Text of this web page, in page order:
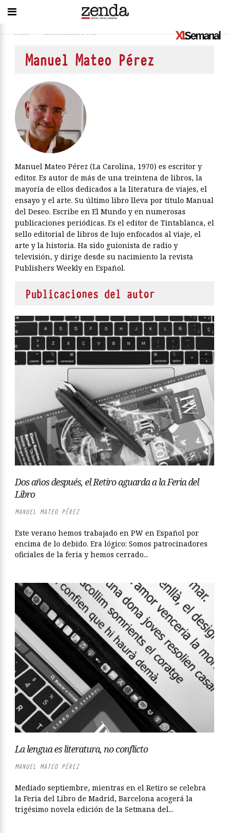
Inicio > Manuel Mateo Pérez
Manuel Mateo Pérez
Manuel Mateo Pérez (La Carolina, 1970) es escritor y
editor. Es autor de más de una treintena de libros, la
mayoría de ellos dedicados a la literatura de viajes, el
ensayo y el arte. Su último libro lleva por título Manual
del Deseo. Escribe en El Mundo y en numerosas
publicaciones periódicas. Es el editor de Tintablanca, el
sello editorial de libros de lujo enfocados al viaje, el
arte y la historia. Ha sido guionista de radio y
televisión, y dirige desde su nacimiento la revista
Publishers Weekly en Español.
Publicaciones del autor
Dos años después, el Retiro aguarda a la Feria del
Libro
MANUEL MATEO PÉREZ
Este verano hemos trabajado en PW en Español por
encima de lo debido. Era lógico: Somos patrocinadores
oficiales de la feria y hemos cerrado...
La lengua es literatura, no conflicto
MANUEL MATEO PÉREZ
Mediado septiembre, mientras en el Retiro se celebra
la Feria del Libro de Madrid, Barcelona acogerá la
trigésimo novela edición de la Setmana del...